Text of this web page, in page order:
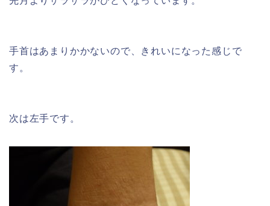
手首はあまりかかないので、きれいになった感じで
す。
次は左手です。